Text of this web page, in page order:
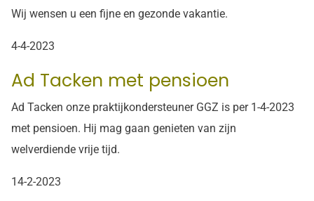
Wij wensen u een fijne en gezonde vakantie.
4-4-2023
Ad Tacken met pensioen
Ad Tacken onze praktijkondersteuner GGZ is per 1-4-2023
met pensioen. Hij mag gaan genieten van zijn
welverdiende vrije tijd.
14-2-2023